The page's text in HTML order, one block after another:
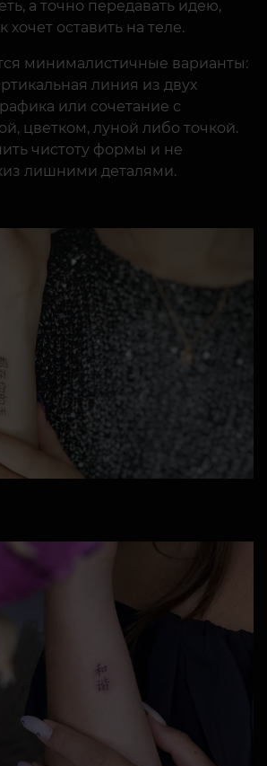
а точно передавать идею,
хочет оставить на теле.
минималистичные варианты:
линия из двух
или сочетание с
цветком, луной либо точкой.
чистоту формы и не
лишними деталями.